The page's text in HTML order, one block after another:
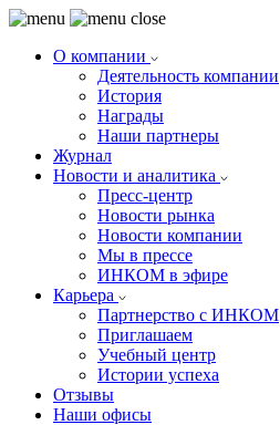
О компании
Деятельность компании
История
Награды
Наши партнеры
Журнал
Новости и аналитика
Пресс-центр
Новости рынка
Новости компании
Мы в прессе
ИНКОМ в эфире
Карьера
Партнерство с ИНКОМ
Приглашаем
Учебный центр
Истории успеха
Отзывы
Наши офисы